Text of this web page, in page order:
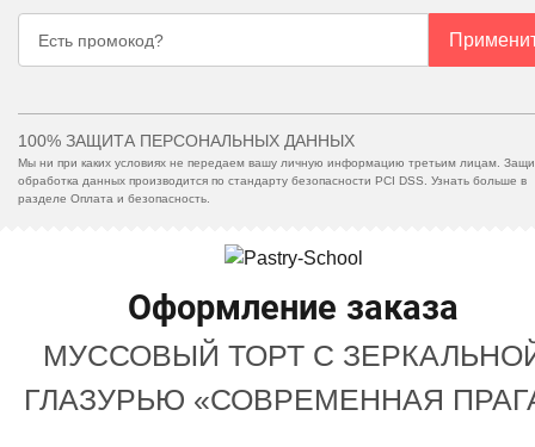
Есть промокод?
100% ЗАЩИТА ПЕРСОНАЛЬНЫХ ДАННЫХ
Мы ни при каких условиях не передаем вашу личную информацию третьим лицам.
обработка данных производится по стандарту безопасности PCI DSS. Узнать больше в
разделе Оплата и безопасность.
Оформление заказа
МУССОВЫЙ ТОРТ С
ГЛАЗУРЬЮ «СОВРЕМЕННАЯ